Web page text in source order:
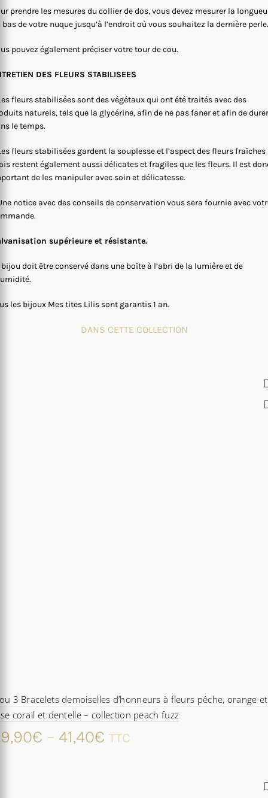
prendre les mesures du collier de dos, vous devez mesurer la
bas de votre nuque jusqu’à l’endroit où vous souhaitez la dernière perle.
pouvez également préciser votre tour de cou.
DES FLEURS STABILISEES
fleurs stabilisées sont des végétaux qui ont été traités avec des
naturels, tels que la glycérine, afin de ne pas faner et afin de durer
le temps.
fleurs stabilisées gardent la souplesse et l’aspect des fleurs fraîches
restent également aussi délicates et fragiles que les fleurs. Il est
de les manipuler avec soin et délicatesse.
notice avec des conseils de conservation vous sera fournie avec
supérieure et résistante.
bijou doit être conservé dans une boîte à l’abri de la lumière et de
les bijoux Mes tites Lilis sont garantis 1 an.
DANS CETTE COLLECTION
3 Bracelets demoiselles d’honneurs à fleurs pêche, orange et
corail et dentelle – collection peach fuzz
€ – 41,40€ TTC